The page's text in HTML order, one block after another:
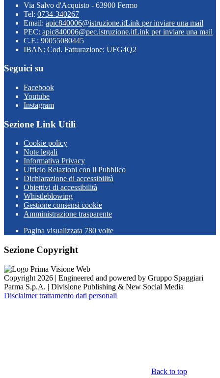
Via Salvo d'Acquisto - 63900 Fermo
Tel: 0734-340267
Email: apic840006@istruzione.itLink per inviare una mail
PEC: apic840006@pec.istruzione.itLink per inviare una mail
C.F.: 90055080445
IBAN: Cod. Fatturazione: UFG4Q2
Seguici su
Facebook
Youtube
Instagram
Sezione Link Utili
Cookie policy
Note legali
Informativa Privacy
Ufficio Relazioni con il Pubblico
Dichiarazione di accessibilità
Obiettivi di accessibilità
Whistleblowing
Gestione consensi cookie
Amministrazione trasparente
Pagina visualizzata 780 volte
Sezione Copyright
Copyright 2026 | Engineered and powered by Gruppo Spaggiari
Parma S.p.A. | Divisione Publishing & New Social Media
Disclaimer trattamento dati personali
Back to top